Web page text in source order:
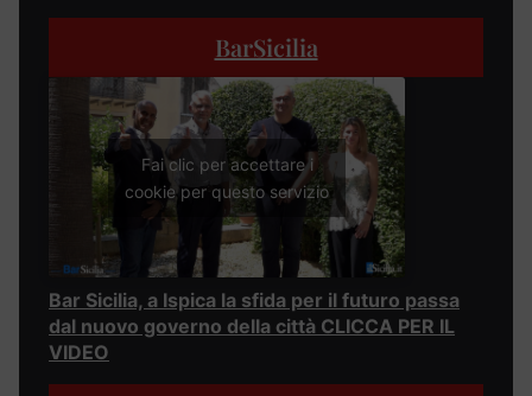
BarSicilia
Fai clic per accettare i
cookie per questo servizio
Bar Sicilia, a Ispica la sfida per il futuro passa
dal nuovo governo della città CLICCA PER IL
VIDEO